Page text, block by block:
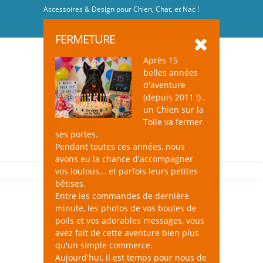
Accessoires & Design pour Chien, Chat, et Nac !
FERMETURE
Après 15
belles années
d'aventure
(depuis 2011 !) ,
un Chien sur la
Toile va fermer
ses portes.
Pendant toutes ces années, nous
avons eu la chance d'accompagner
vos loulous... et parfois leurs petites
bêtises.
Entre les commandes de dernière
minute, les photos de vos boules de
poils et vos adorables messages, vous
avez fait de cette aventure bien plus
qu'un simple commerce.
Aujourd'hui, il est temps pour nous de
Colliers pour Chat
un Chien sur la Toile vous présente une
chouette sélection de colliers modernes